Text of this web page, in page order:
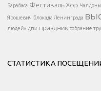
Барабаса Фестиваль Хор Чалдоны
Ярошевич блокада Ленинграда
людей» дпи праздник собрание
СТАТИСТИКА